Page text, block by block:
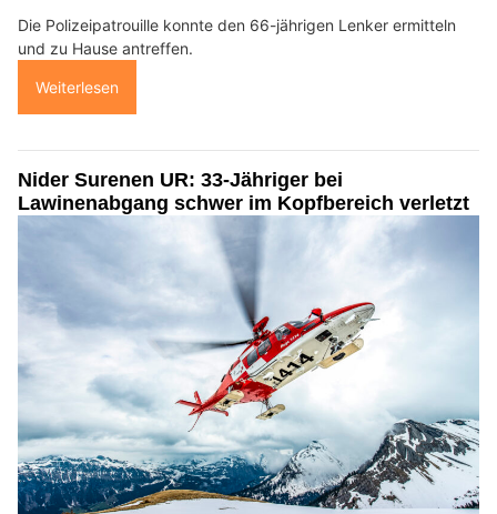
Die Polizeipatrouille konnte den 66-jährigen Lenker ermitteln
und zu Hause antreffen.
Weiterlesen
Nider Surenen UR: 33-Jähriger bei
Lawinenabgang schwer im Kopfbereich verletzt